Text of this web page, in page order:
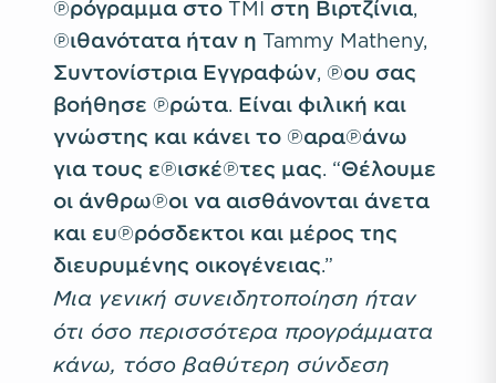
πρόγραμμα στο TMI στη Βιρτζίνια,
πιθανότατα ήταν η Tammy Matheny,
Συντονίστρια Εγγραφών, που σας
βοήθησε πρώτα. Είναι φιλική και
γνώστης και κάνει το παραπάνω
για τους επισκέπτες μας. “Θέλουμε
οι άνθρωποι να αισθάνονται άνετα
και ευπρόσδεκτοι και μέρος της
διευρυμένης οικογένειας.”
Μια γενική συνειδητοποίηση ήταν
ότι όσο περισσότερα προγράμματα
κάνω, τόσο βαθύτερη σύνδεση